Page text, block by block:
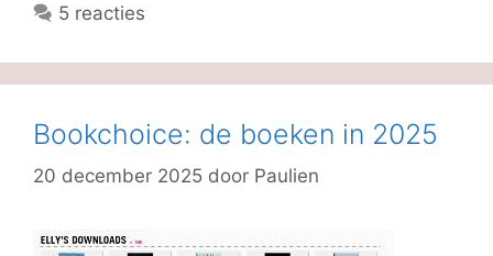
5 reacties
Bookchoice: de boeken in 2025
20 december 2025 door Paulien